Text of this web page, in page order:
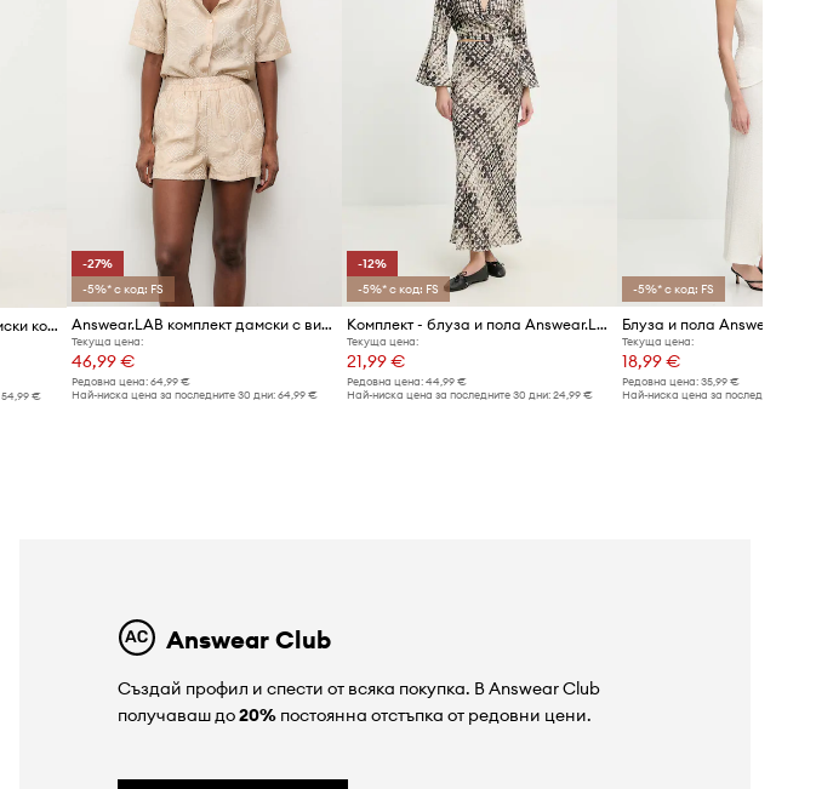
Answear.LAB ежедневен дамски комплект с вискоза
54,99 €
-27%
-5%* с код: FS
Answear.LAB комплект дамски с вискоза
Текуща цена:
46,99 €
Редовна цена: 64,99 €
Най-ниска цена за последните 30 дни: 64,99 €
-12%
-5%* с код: FS
Комплект - блуза и пола Answear.LAB
Текуща цена:
21,99 €
Редовна цена:44,99 €
Най-ниска цена за последните 30 дни:24,99 €
-5%* с код: FS
Блуза и пола Answear.LAB
Текуща цена:
18,99 €
Редовна цена: 35,99 €
Най-ниска цена за последните 30
Answear Club
Създай профил и спести от всяка покупка. В Answear Club
получаваш до20%постоянна отстъпка от редовни цени.